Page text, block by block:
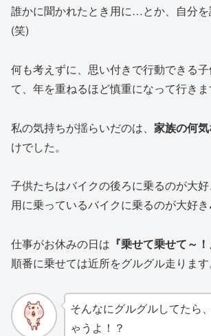
誰かに聞かれたとき用に…とか、自分
(笑)
何も考えずに、思い付きで行動できる
て、年を重ねるほど慎重になって行きま
私の気持ちが揺らいだのは、 家族の何
けでした。
子供たちはバイクの後ろに乗るのが大
用に乗っているバイクに乗るのが大好
仕事がお休みの日は 『乗せて乗せて～！
順番に乗せては近所をグルグル走ります
そんなにグルグルしてたら
ゃうよ！？